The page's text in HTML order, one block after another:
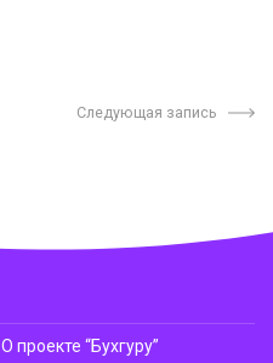
Следующая запись
О проекте “Бухгуру”